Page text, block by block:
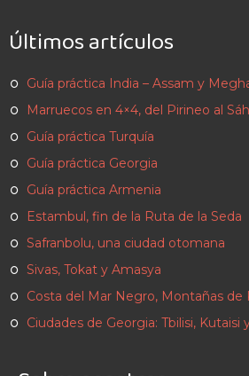
Últimos artículos
Guía práctica India – Assam y
Marruecos en 4×4, del Pirineo al
Guía práctica Turquía
Guía práctica Georgia
Guía práctica Armenia
Estambul, fin de la Ruta de la Seda
Safranbolu, una ciudad otomana
Sivas, Tokat y Amasya
Costa del Mar Negro, Montañas de
Ciudades de Georgia: Tbilisi, Kutaisi